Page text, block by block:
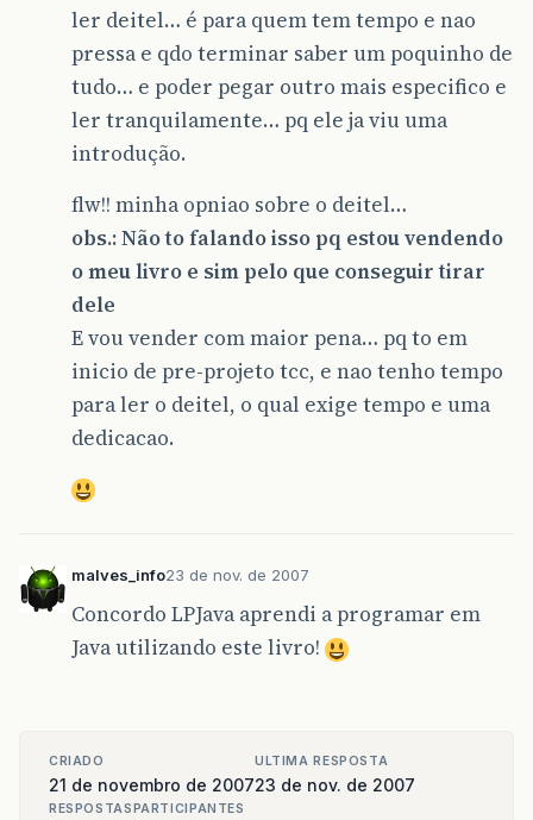
ler deitel… é para quem tem tempo e nao
pressa e qdo terminar saber um poquinho de
tudo… e poder pegar outro mais especifico e
ler tranquilamente… pq ele ja viu uma
introdução.
flw!! minha opniao sobre o deitel…
obs.: Não to falando isso pq estou vendendo
o meu livro e sim pelo que conseguir tirar
dele
E vou vender com maior pena… pq to em
inicio de pre-projeto tcc, e nao tenho tempo
para ler o deitel, o qual exige tempo e uma
dedicacao.
malves_info23 de nov. de 2007
Concordo LPJava aprendi a programar em
Java utilizando este livro!
CRIADO
21 de novembro de 2007
ULTIMA RESPOSTA
23 de nov. de 2007
RESPOSTAS PARTICIPANTES